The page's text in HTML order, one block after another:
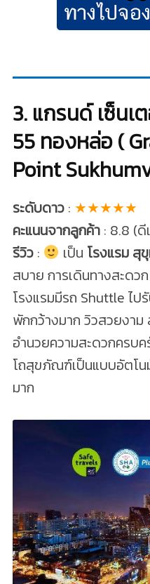
3. แกรนด์ เซ็น
55 ทองหล่อ (
Point
ระดับดาว: ★★★★★
คะแนนจากลูกค้า: 8.8 (ดี
รีวิว: เป็น โรงแรม สุ
สบาย การเดินทางสะดว
โรงแรมมีรถ Shuttle ไ
พักกว้างมาก วิวสวยงา
อำนวยความสะดวกครบ
โถสุขภัณฑ์เป็นแบบอัตโ
มาก